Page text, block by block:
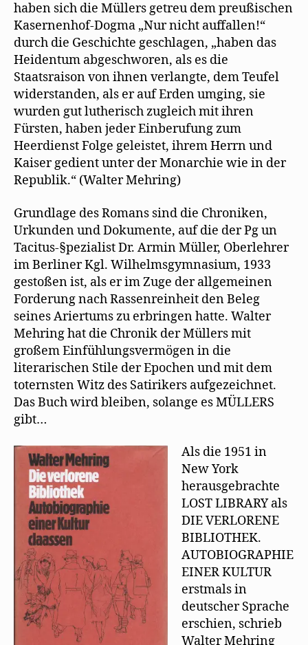
haben sich die Müllers getreu dem preußischen
Kasernenhof-Dogma „Nur nicht auffallen!“
durch die Geschichte geschlagen, „haben das
Heidentum abgeschworen, als es die
Staatsraison von ihnen verlangte, dem Teufel
widerstanden, als er auf Erden umging, sie
wurden gut lutherisch zugleich mit ihren
Fürsten, haben jeder Einberufung zum
Heerdienst Folge geleistet, ihrem Herrn und
Kaiser gedient unter der Monarchie wie in der
Republik.“ (Walter Mehring)
Grundlage des Romans sind die Chroniken,
Urkunden und Dokumente, auf die der Pg un
Tacitus-§pezialist Dr. Armin Müller, Oberlehrer
im Berliner Kgl. Wilhelmsgymnasium, 1933
gestoßen ist, als er im Zuge der allgemeinen
Forderung nach Rassenreinheit den Beleg
seines Ariertums zu erbringen hatte. Walter
Mehring hat die Chronik der Müllers mit
großem Einfühlungsvermögen in die
literarischen Stile der Epochen und mit dem
toternsten Witz des Satirikers aufgezeichnet.
Das Buch wird bleiben, solange es MÜLLERS
gibt…
Als die 1951 in
New York
herausgebrachte
LOST LIBRARY als
DIE VERLORENE
BIBLIOTHEK.
AUTOBIOGRAPHIE
EINER KULTUR
erstmals in
deutscher Sprache
erschien, schrieb
Walter Mehring